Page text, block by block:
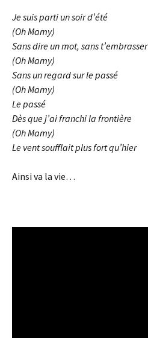
Je suis parti un soir d’été
(Oh Mamy)
Sans dire un mot, sans t’embrasser
(Oh Mamy)
Sans un regard sur le passé
(Oh Mamy)
Le passé
Dès que j’ai franchi la frontière
(Oh Mamy)
Le vent soufflait plus fort qu’hier
Ainsi va la vie…